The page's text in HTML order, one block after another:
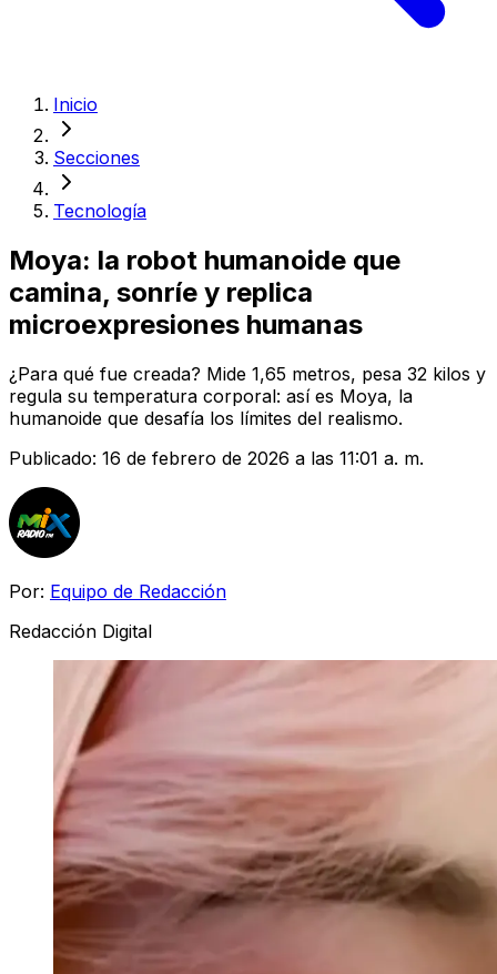
Inicio
Secciones
Tecnología
Moya: la robot humanoide que
camina, sonríe y replica
microexpresiones humanas
¿Para qué fue creada? Mide 1,65 metros, pesa 32 kilos y
regula su temperatura corporal: así es Moya, la
humanoide que desafía los límites del realismo.
Publicado: 16 de febrero de 2026 a las 11:01 a. m.
Por: Equipo de Redacción
Redacción Digital